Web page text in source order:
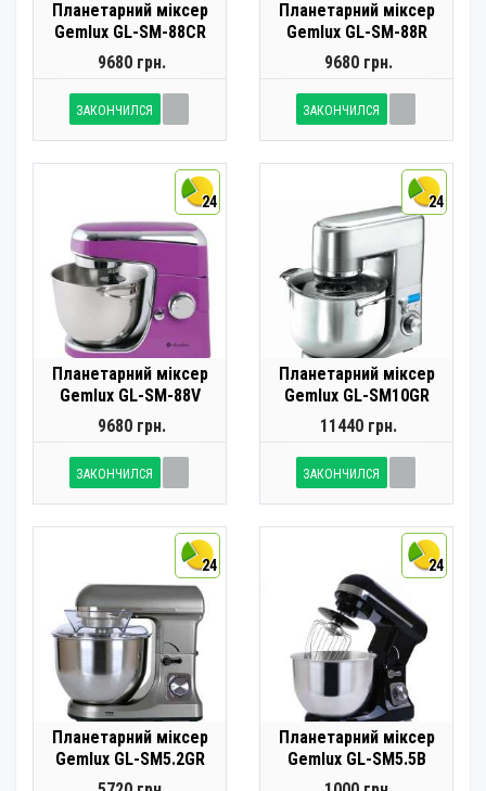
Планетарний міксер
Gemlux GL-SM-88CR
9680 грн.
ЗАКОНЧИЛСЯ
Планетарний міксер
Gemlux GL-SM-88R
9680 грн.
ЗАКОНЧИЛСЯ
24
Планетарний міксер
Gemlux GL-SM-88V
9680 грн.
ЗАКОНЧИЛСЯ
24
Планетарний міксер
Gemlux GL-SM10GR
11440 грн.
ЗАКОНЧИЛСЯ
24
Планетарний міксер
Gemlux GL-SM5.2GR
24
Планетарний міксер
Gemlux GL-SM5.5B